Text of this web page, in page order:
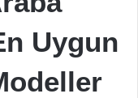
Uygun